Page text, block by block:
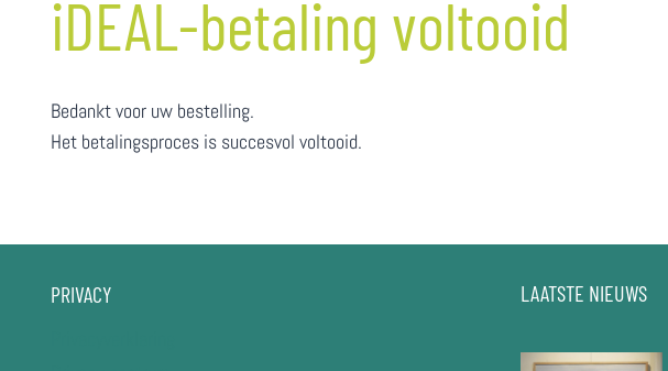
iDEAL-betaling voltooid
Bedankt voor uw bestelling.
Het betalingsproces is succesvol voltooid.
PRIVACY LAATSTE NIEUWS